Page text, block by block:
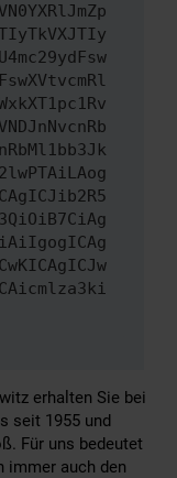
erhalten Sie bei
seit 1955 und
Für uns bedeutet
immer auch den